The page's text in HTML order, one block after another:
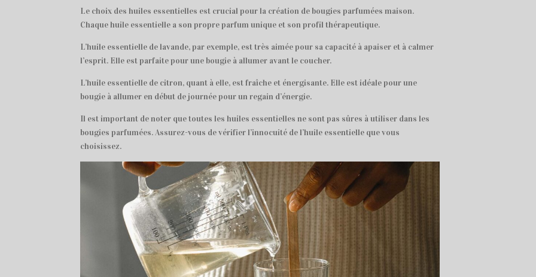
Le choix des huiles essentielles est crucial pour la création de bougies parfumées maison.
Chaque huile essentielle a son propre parfum unique et son profil thérapeutique.
L’huile essentielle de lavande, par exemple, est très aimée pour sa capacité à apaiser et à calmer
l’esprit. Elle est parfaite pour une bougie à allumer avant le coucher.
L’huile essentielle de citron, quant à elle, est fraîche et énergisante. Elle est idéale pour une
bougie à allumer en début de journée pour un regain d’énergie.
Il est important de noter que toutes les huiles essentielles ne sont pas sûres à utiliser dans les
bougies parfumées. Assurez-vous de vérifier l’innocuité de l’huile essentielle que vous
choisissez.